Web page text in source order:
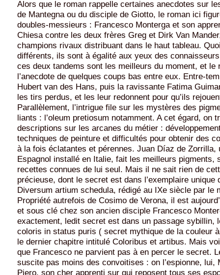
Alors que le roman rappelle certaines anecdotes sur
de Mantegna ou du disciple de Giotto, le roman ici
doubles-messieurs : Francesco Monterga et son
Chiesa contre les deux frères Greg et Dirk Van
champions rivaux distribuant dans le haut tableau.
différents, ils sont à égalité aux yeux des connaisseurs
ces deux tandems sont les meilleurs du moment, et le
l’anecdote de quelques coups bas entre eux. Entre-
Hubert van des Hans, puis la ravissante Fatima
les tirs perdus, et les leur redonnent pour qu’ils
Parallèlement, l’intrigue file sur les mystères des
liants : l’oleum pretiosum notamment. A cet égard, on
descriptions sur les arcanes du métier :
techniques de peinture et difficultés pour obtenir des
à la fois éclatantes et pérennes. Juan Díaz de Zorrilla,
Espagnol installé en Italie, fait les meilleurs pigments,
recettes connues de lui seul. Mais il ne sait rien de
précieuse, dont le secret est dans l’exemplaire unique
Diversum artium schedula, rédigé au IXe siècle par le
Propriété autrefois de Cosimo de Verona, il est
et sous clé chez son ancien disciple Francesco
exactement, ledit secret est dans un passage sybillin,
coloris in status puris ( secret mythique de la couleur
le dernier chapitre intitulé Coloribus et artibus. Mais
que Francesco ne parvient pas à en percer le secret.
suscite pas moins des convoitises : on l’espionne, lui,
Piero, son cher apprenti sur qui reposent tous ses